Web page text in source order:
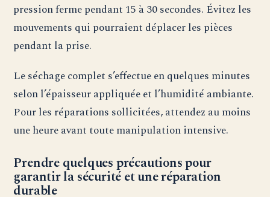
pression ferme pendant 15 à 30 secondes. Évitez les
mouvements qui pourraient déplacer les pièces
pendant la prise.
Le séchage complet s’effectue en quelques minutes
selon l’épaisseur appliquée et l’humidité ambiante.
Pour les réparations sollicitées, attendez au moins
une heure avant toute manipulation intensive.
Prendre quelques précautions pour
garantir la sécurité et une réparation
durable